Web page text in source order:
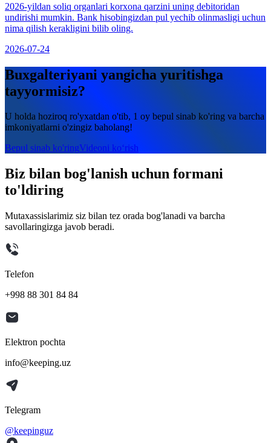
2026-yildan soliq organlari korxona qarzini uning debitoridan
undirishi mumkin. Bank hisobingizdan pul yechib olinmasligi uchun
nima qilish kerakligini bilib oling.
2026-07-24
Buxgalteriyani yangicha yuritishga
tayyormisiz?
U holda hoziroq ro'yxatdan o'tib, 1 oy bepul sinab ko'ring va barcha
imkoniyatlarni o'zingiz baholang!
Bepul sinab ko'ringVideoni ko‘rish
Biz bilan bog'lanish uchun formani
to'ldiring
Mutaxassislarimiz siz bilan tez orada bog'lanadi va barcha
savollaringizga javob beradi.
Telefon
+998 88 301 84 84
Elektron pochta
info@keeping.uz
Telegram
@keepinguz